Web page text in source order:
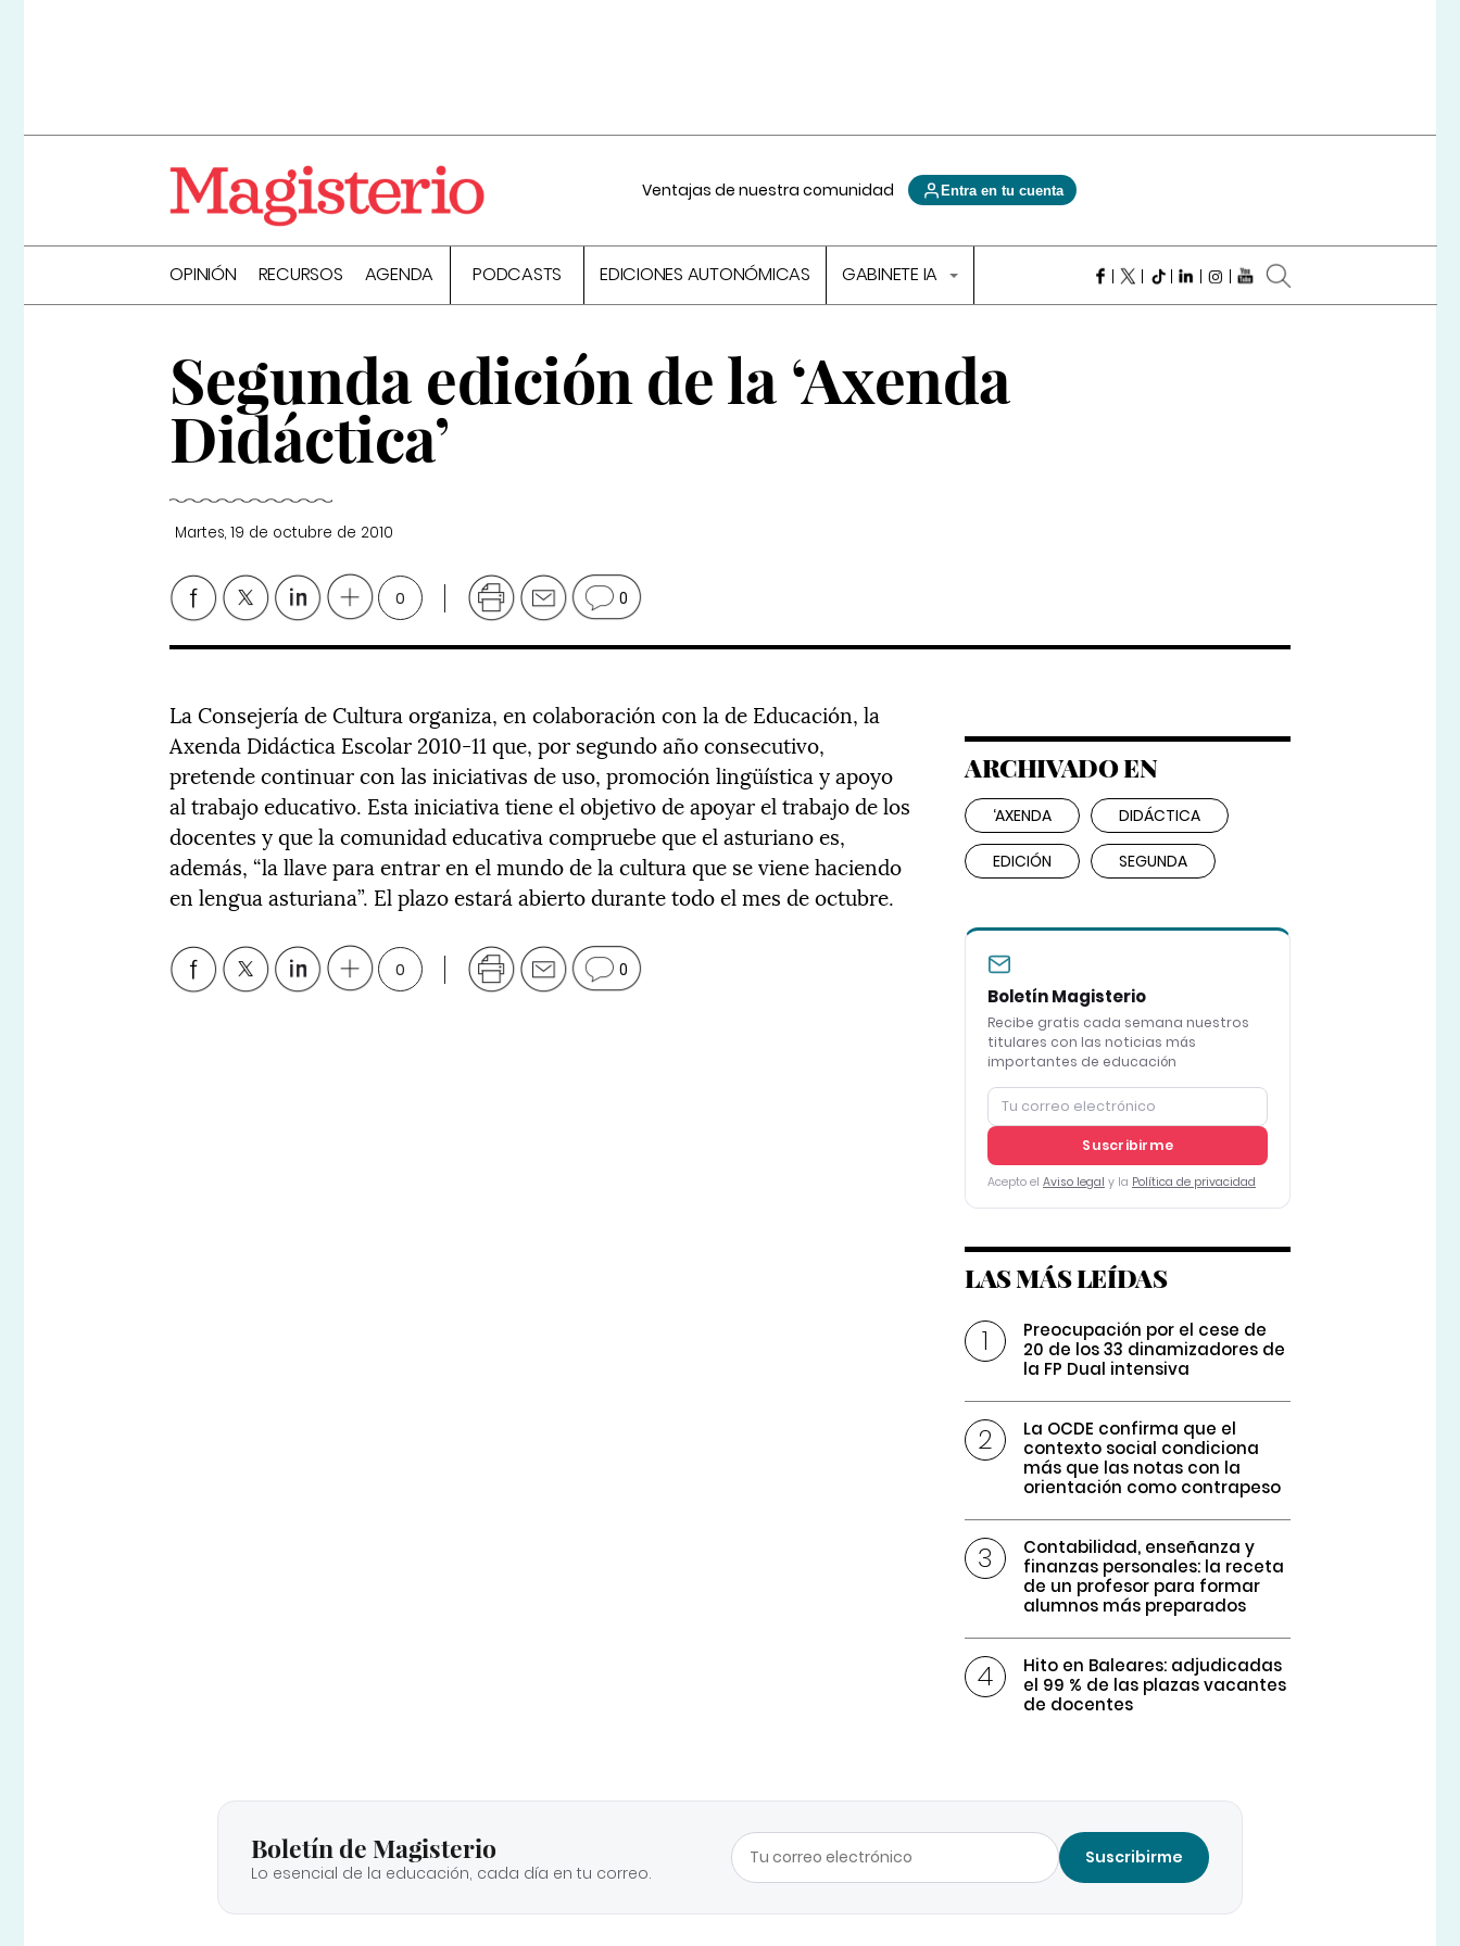
Ventajas de nuestra comunidad Entra en tu cuenta
OPINIÓN RECURSOS AGENDA PODCASTS EDICIONES AUTONÓMICAS GABINETE IA
Segunda edición de la ‘Axenda
Didáctica’
Martes, 19 de octubre de 2010
0 0
La Consejería de Cultura organiza, en colaboración con la de Educación, la
Axenda Didáctica Escolar 2010-11 que, por segundo año consecutivo,
pretende continuar con las iniciativas de uso, promoción lingüística y apoyo
al trabajo educativo. Esta iniciativa tiene el objetivo de apoyar el trabajo de los
docentes y que la comunidad educativa compruebe que el asturiano es,
además, “la llave para entrar en el mundo de la cultura que se viene haciendo
en lengua asturiana”. El plazo estará abierto durante todo el mes de octubre.
0 0
ARCHIVADO EN
‘AXENDA DIDÁCTICA
EDICIÓN SEGUNDA
Boletín Magisterio
Recibe gratis cada semana nuestros
titulares con las noticias más
importantes de educación
Suscribirme
Acepto el Aviso legal y la Política de privacidad
LAS MÁS LEÍDAS
Preocupación por el cese de
20 de los 33 dinamizadores de
la FP Dual intensiva
La OCDE confirma que el
contexto social condiciona
más que las notas con la
orientación como contrapeso
Contabilidad, enseñanza y
finanzas personales: la receta
de un profesor para formar
alumnos más preparados
Hito en Baleares: adjudicadas
el 99 % de las plazas vacantes
de docentes
Boletín de Magisterio
Lo esencial de la educación, cada día en tu correo.
Suscribirme